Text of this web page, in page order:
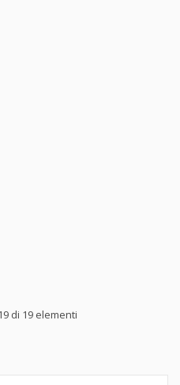
di 19 elementi